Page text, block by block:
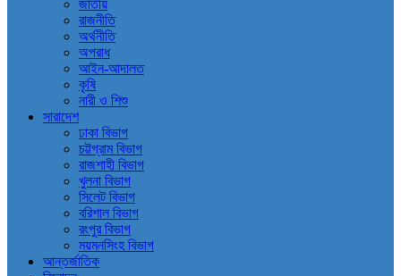
জাতীয়
রাজনীতি
অর্থনীতি
অপরাধ
আইন-আদালত
কৃষি
নারী ও শিশু
সারাদেশ
ঢাকা বিভাগ
চট্টগ্রাম বিভাগ
রাজশাহী বিভাগ
খুলনা বিভাগ
সিলেট বিভাগ
বরিশাল বিভাগ
রংপুর বিভাগ
ময়মনসিংহ বিভাগ
আন্তর্জাতিক